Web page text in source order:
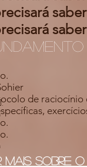
de raciocínio
mais sobre